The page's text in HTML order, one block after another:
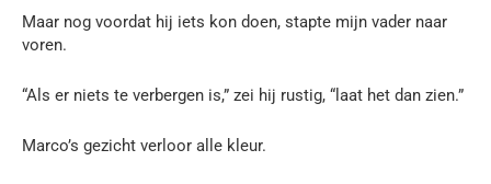
Maar nog voordat hij iets kon doen, stapte mijn vader naar
voren.
“Als er niets te verbergen is,” zei hij rustig, “laat het dan zien.”
Marco’s gezicht verloor alle kleur.